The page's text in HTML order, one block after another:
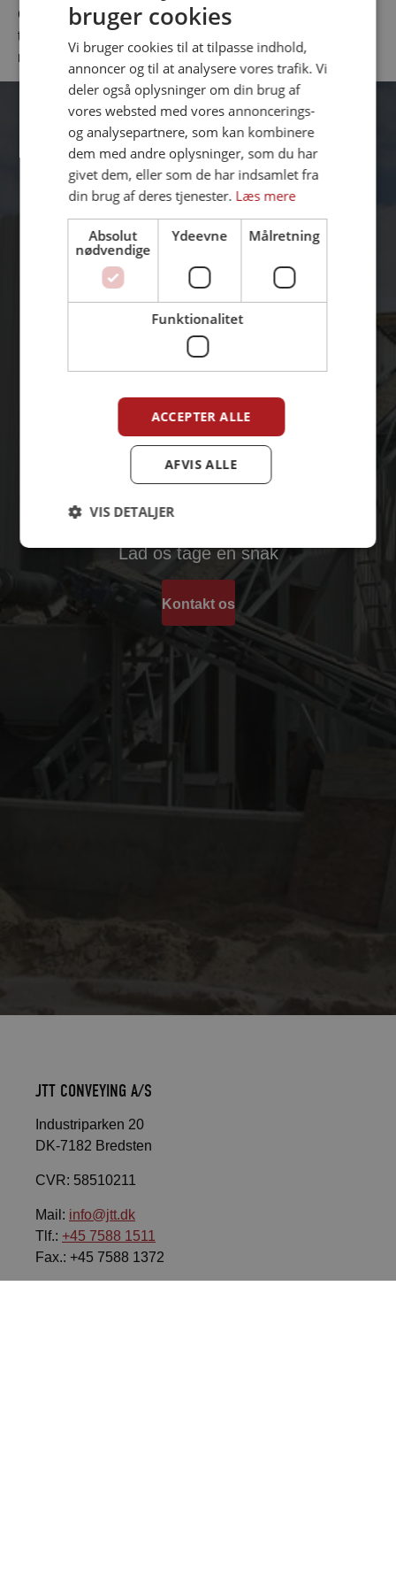
Grundet de høje omgivelsestemperaturer på 45° er
tromlemotorerne denne gang udstyrret med en Class - H
motor og anden type olie for at kunne modstå varmen.
INGEN OPGAVER ER FOR STORE ELLER
Lad os tage en snak
Kontakt os
JTT CONVEYING A/S
Industriparken 20
DK-7182 Bredsten
CVR: 58510211
Mail: info@jtt.dk
Tlf.: +45 7588 1511
Fax.: +45 7588 1372
ENGLISH
bruger cookies
Vi bruger cookies til at tilpasse indhold,
annoncer og til at analysere vores trafik. Vi
deler også oplysninger om din brug af
vores websted med vores annoncerings-
og analysepartnere, som kan kombinere
dem med andre oplysninger, som du har
givet dem, eller som de har indsamlet fra
din brug af deres tjenester. Læs mere
Absolut
nødvendige
Ydeevne Målretning
Funktionalitet
ACCEPTER ALLE
AFVIS ALLE
VIS DETALJER